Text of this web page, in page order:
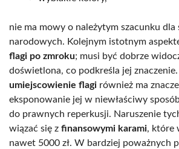
nie ma mowy o należytym szacunku dla
narodowych. Kolejnym istotnym
flagi po zmroku; musi być dobrze
doświetlona, co podkreśla jej
umiejscowienie flagi również ma
eksponowanie jej w niewłaściwy
do prawnych reperkusji. Naruszenie
wiązać się z finansowymi karami, które
nawet 5000 zł. W bardziej poważnych